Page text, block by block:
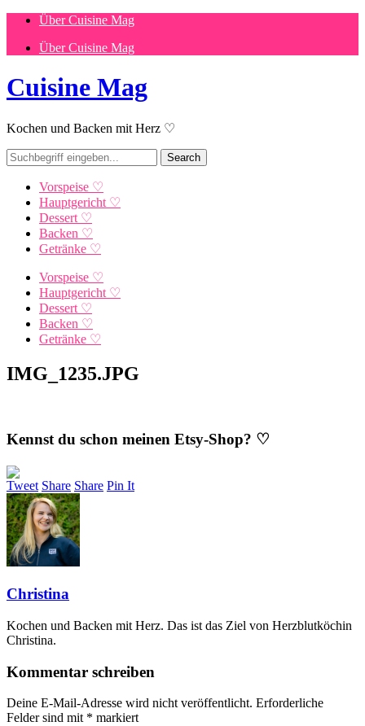
Über Cuisine Mag
Über Cuisine Mag
Cuisine Mag
Kochen und Backen mit Herz ♡
Vorspeise ♡
Hauptgericht ♡
Dessert ♡
Backen ♡
Getränke ♡
Vorspeise ♡
Hauptgericht ♡
Dessert ♡
Backen ♡
Getränke ♡
IMG_1235.JPG
Kennst du schon meinen Etsy-Shop? ♡
Tweet Share Share Pin It
Christina
Kochen und Backen mit Herz. Das ist das Ziel von Herzblutköchin
Christina.
Kommentar schreiben
Deine E-Mail-Adresse wird nicht veröffentlicht. Erforderliche
Felder sind mit * markiert